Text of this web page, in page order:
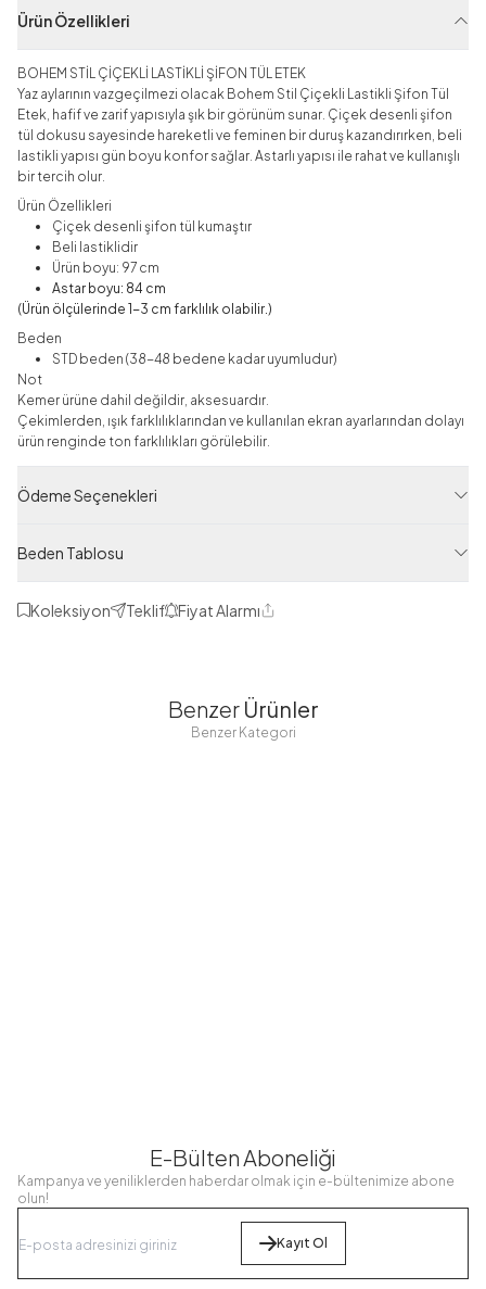
Ürün Özellikleri
BOHEM STİL ÇİÇEKLİ LASTİKLİ ŞİFON TÜL ETEK
Yaz aylarının vazgeçilmezi olacak Bohem Stil Çiçekli Lastikli Şifon Tül
Etek, hafif ve zarif yapısıyla şık bir görünüm sunar. Çiçek desenli şifon
tül dokusu sayesinde hareketli ve feminen bir duruş kazandırırken, beli
lastikli yapısı gün boyu konfor sağlar. Astarlı yapısı ile rahat ve kullanışlı
bir tercih olur.
Ürün Özellikleri
Çiçek desenli şifon tül kumaştır
Beli lastiklidir
Ürün boyu: 97 cm
Astar boyu: 84 cm
(Ürün ölçülerinde 1-3 cm farklılık olabilir.)
Beden
STD beden (38-48 bedene kadar uyumludur)
Not
Kemer ürüne dahil değildir, aksesuardır.
Çekimlerden, ışık farklılıklarından ve kullanılan ekran ayarlarından dolayı
ürün renginde ton farklılıkları görülebilir.
Etek
Tedarikçi Ürün Kodu
MDS12801-R32
Ürün Kodu
Ödeme Seçenekleri
Beden Tablosu
Koleksiyon Teklif Fiyat AlarmıPaylaş
Benzer Ürünler
Benzer Kategori
E-Bülten Aboneliği
Kampanya ve yeniliklerden haberdar olmak için e-bültenimize abone
olun!
Kayıt Ol